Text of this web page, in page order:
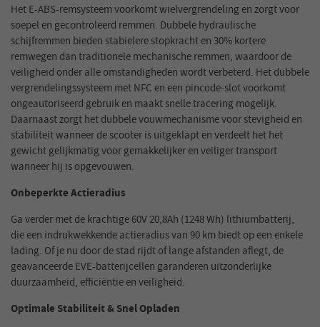
Het E-ABS-remsysteem voorkomt wielvergrendeling en zorgt voor
soepel en gecontroleerd remmen. Dubbele hydraulische
schijfremmen bieden stabielere stopkracht en 30% kortere
remwegen dan traditionele mechanische remmen, waardoor de
veiligheid onder alle omstandigheden wordt verbeterd. Het dubbele
vergrendelingssysteem met NFC en een pincode-slot voorkomt
ongeautoriseerd gebruik en maakt snelle tracering mogelijk.
Daarnaast zorgt het dubbele vouwmechanisme voor stevigheid en
stabiliteit wanneer de scooter is uitgeklapt en verdeelt het het
gewicht gelijkmatig voor gemakkelijker en veiliger transport
wanneer hij is opgevouwen.
Onbeperkte Actieradius
Ga verder met de krachtige 60V 20,8Ah (1248 Wh) lithiumbatterij,
die een indrukwekkende actieradius van 90 km biedt op een enkele
lading. Of je nu door de stad rijdt of lange afstanden aflegt, de
geavanceerde EVE-batterijcellen garanderen uitzonderlijke
duurzaamheid, efficiëntie en veiligheid.
Optimale Stabiliteit & Snel Opladen